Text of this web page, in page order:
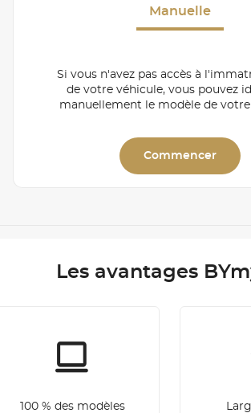
Manuelle
Si vous n'avez pas accès à
de votre véhicule, vous pouvez
manuellement le modèle de
Commencer
Les avantages
100 % des modèles